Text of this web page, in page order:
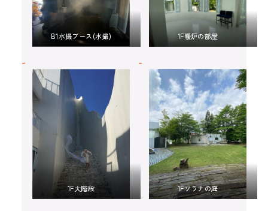
B1水撮ブース(水撮) 1F暖炉の部屋
1F大階段 1Fソラナの庭